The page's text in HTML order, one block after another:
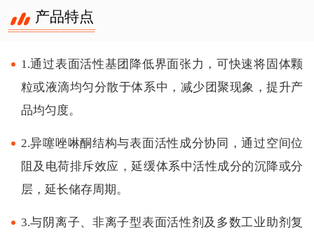
产品特点
1.通过表面活性基团降低界面张力，可快速将固体颗
粒或液滴均匀分散于体系中，减少团聚现象，提升产
品均匀度。
2.异噻唑啉酮结构与表面活性成分协同，通过空间位
阻及电荷排斥效应，延缓体系中活性成分的沉降或分
层，延长储存周期。
3.与阴离子、非离子型表面活性剂及多数工业助剂复